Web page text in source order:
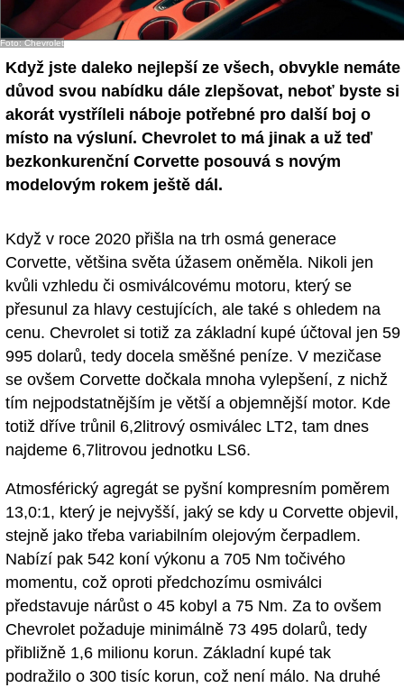
Foto: Chevrolet
Když jste daleko nejlepší ze všech, obvykle nemáte
důvod svou nabídku dále zlepšovat, neboť byste si
akorát vystříleli náboje potřebné pro další boj o
místo na výsluní. Chevrolet to má jinak a už teď
bezkonkurenční Corvette posouvá s novým
modelovým rokem ještě dál.
Když v roce 2020 přišla na trh osmá generace
Corvette, většina světa úžasem oněměla. Nikoli jen
kvůli vzhledu či osmiválcovému motoru, který se
přesunul za hlavy cestujících, ale také s ohledem na
cenu. Chevrolet si totiž za základní kupé účtoval jen 59
995 dolarů, tedy docela směšné peníze. V mezičase
se ovšem Corvette dočkala mnoha vylepšení, z nichž
tím nejpodstatnějším je větší a objemnější motor. Kde
totiž dříve trůnil 6,2litrový osmiválec LT2, tam dnes
najdeme 6,7litrovou jednotku LS6.
Atmosférický agregát se pyšní kompresním poměrem
13,0:1, který je nejvyšší, jaký se kdy u Corvette objevil,
stejně jako třeba variabilním olejovým čerpadlem.
Nabízí pak 542 koní výkonu a 705 Nm točivého
momentu, což oproti předchozímu osmiválci
představuje nárůst o 45 kobyl a 75 Nm. Za to ovšem
Chevrolet požaduje minimálně 73 495 dolarů, tedy
přibližně 1,6 milionu korun. Základní kupé tak
podražilo o 300 tisíc korun, což není málo. Na druhé